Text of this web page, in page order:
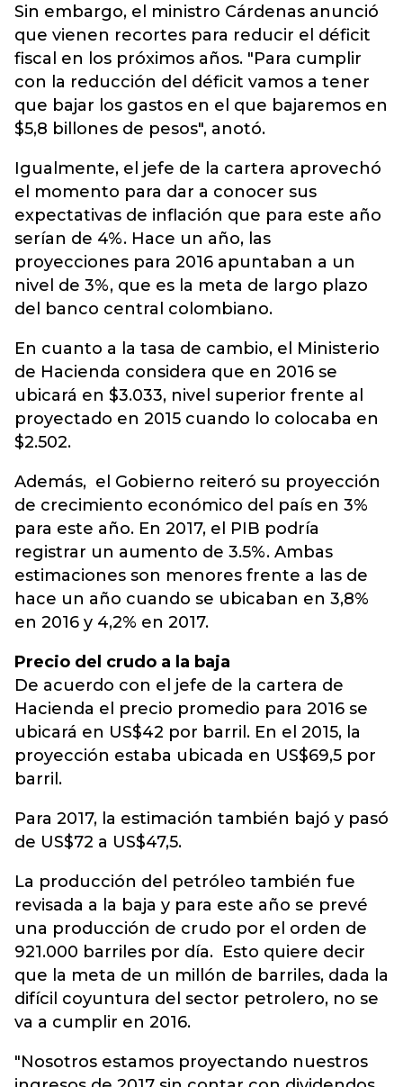
Sin embargo, el ministro Cárdenas anunció
que vienen recortes para reducir el déficit
fiscal en los próximos años. "Para cumplir
con la reducción del déficit vamos a tener
que bajar los gastos en el que bajaremos en
$5,8 billones de pesos", anotó.
Igualmente, el jefe de la cartera aprovechó
el momento para dar a conocer sus
expectativas de inflación que para este año
serían de 4%. Hace un año, las
proyecciones para 2016 apuntaban a un
nivel de 3%, que es la meta de largo plazo
del banco central colombiano.
En cuanto a la tasa de cambio, el Ministerio
de Hacienda considera que en 2016 se
ubicará en $3.033, nivel superior frente al
proyectado en 2015 cuando lo colocaba en
$2.502.
Además, el Gobierno reiteró su proyección
de crecimiento económico del país en 3%
para este año. En 2017, el PIB podría
registrar un aumento de 3.5%. Ambas
estimaciones son menores frente a las de
hace un año cuando se ubicaban en 3,8%
en 2016 y 4,2% en 2017.
Precio del crudo a la baja
De acuerdo con el jefe de la cartera de
Hacienda el precio promedio para 2016 se
ubicará en US$42 por barril. En el 2015, la
proyección estaba ubicada en US$69,5 por
barril.
Para 2017, la estimación también bajó y pasó
de US$72 a US$47,5.
La producción del petróleo también fue
revisada a la baja y para este año se prevé
una producción de crudo por el orden de
921.000 barriles por día. Esto quiere decir
que la meta de un millón de barriles, dada la
difícil coyuntura del sector petrolero, no se
va a cumplir en 2016.
"Nosotros estamos proyectando nuestros